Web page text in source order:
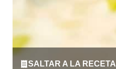
SALTAR A LA RECETA